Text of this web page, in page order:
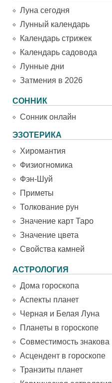
Луна сегодня
Лунный календарь
Календарь стрижек
Календарь садовода
Лунные дни
Затмения в 2026
СОННИК
Сонник онлайн
ЭЗОТЕРИКА
Хиромантия
Физиогномика
Фэн-Шуй
Приметы
Толкование рун
Значение карт Таро
Значение цвета
Свойства камней
АСТРОЛОГИЯ
Дома гороскопа
Аспекты планет
Черная и Белая Луна
Планеты в гороскопе
Совместимость знакова
Асцендент в гороскопе
Транзиты планет